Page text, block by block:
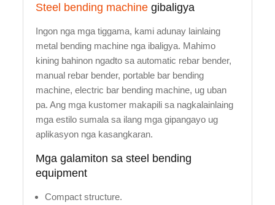
Steel bending machine gibaligya
Ingon nga mga tiggama, kami adunay lainlaing
metal bending machine nga ibaligya. Mahimo
kining bahinon ngadto sa automatic rebar bender,
manual rebar bender, portable bar bending
machine, electric bar bending machine, ug uban
pa. Ang mga kustomer makapili sa nagkalainlaing
mga estilo sumala sa ilang mga gipangayo ug
aplikasyon nga kasangkaran.
Mga galamiton sa steel bending
equipment
Compact structure.